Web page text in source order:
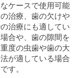
ケースで使用可能
治療、歯の欠けや
治療にも適してい
合や、歯の隙間を
度の虫歯や歯の大
が適している場合
す。